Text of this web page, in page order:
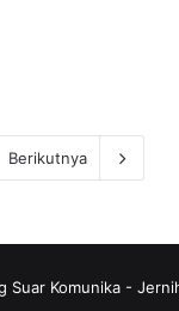
Berikutnya
Komunika -